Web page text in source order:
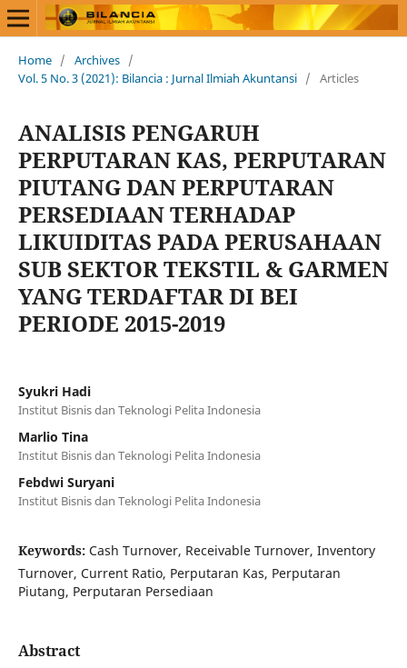
Home / Archives /
Vol. 5 No. 3 (2021): Bilancia : Jurnal Ilmiah Akuntansi / Articles
ANALISIS PENGARUH
PERPUTARAN KAS, PERPUTARAN
PIUTANG DAN PERPUTARAN
PERSEDIAAN TERHADAP
LIKUIDITAS PADA PERUSAHAAN
SUB SEKTOR TEKSTIL & GARMEN
YANG TERDAFTAR DI BEI
PERIODE 2015-2019
Syukri Hadi
Institut Bisnis dan Teknologi Pelita Indonesia
Marlio Tina
Institut Bisnis dan Teknologi Pelita Indonesia
Febdwi Suryani
Institut Bisnis dan Teknologi Pelita Indonesia
Keywords: Cash Turnover, Receivable Turnover, Inventory
Turnover, Current Ratio, Perputaran Kas, Perputaran
Piutang, Perputaran Persediaan
Abstract